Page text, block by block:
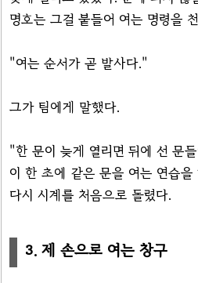
명호는 그걸 붙들어 여는 명령을
"여는 순서가 곧 발사다."
그가 팀에게 말했다.
"한 문이 늦게 열리면 뒤에 선 문
이 한 초에 같은 문을 여는 연습을
다시 시계를 처음으로 돌렸다.
3. 제 손으로 여는 창구